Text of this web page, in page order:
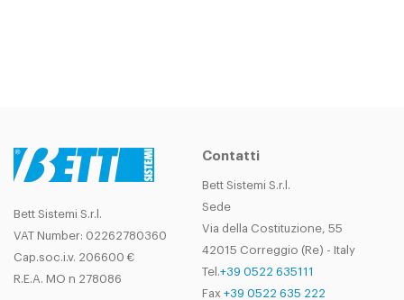
Bett Sistemi S.r.l.
VAT Number: 02262780360
Cap.soc.i.v. 206600 €
R.E.A. MO n 278086
Contatti
Bett Sistemi S.r.l.
Sede
Via della Costituzione, 55
42015 Correggio (Re) - Italy
Tel.+39 0522 635111
Fax +39 0522 635 222